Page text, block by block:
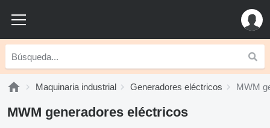
Maquinaria industrial Generadores eléctricos MWM
MWM generadores eléctricos